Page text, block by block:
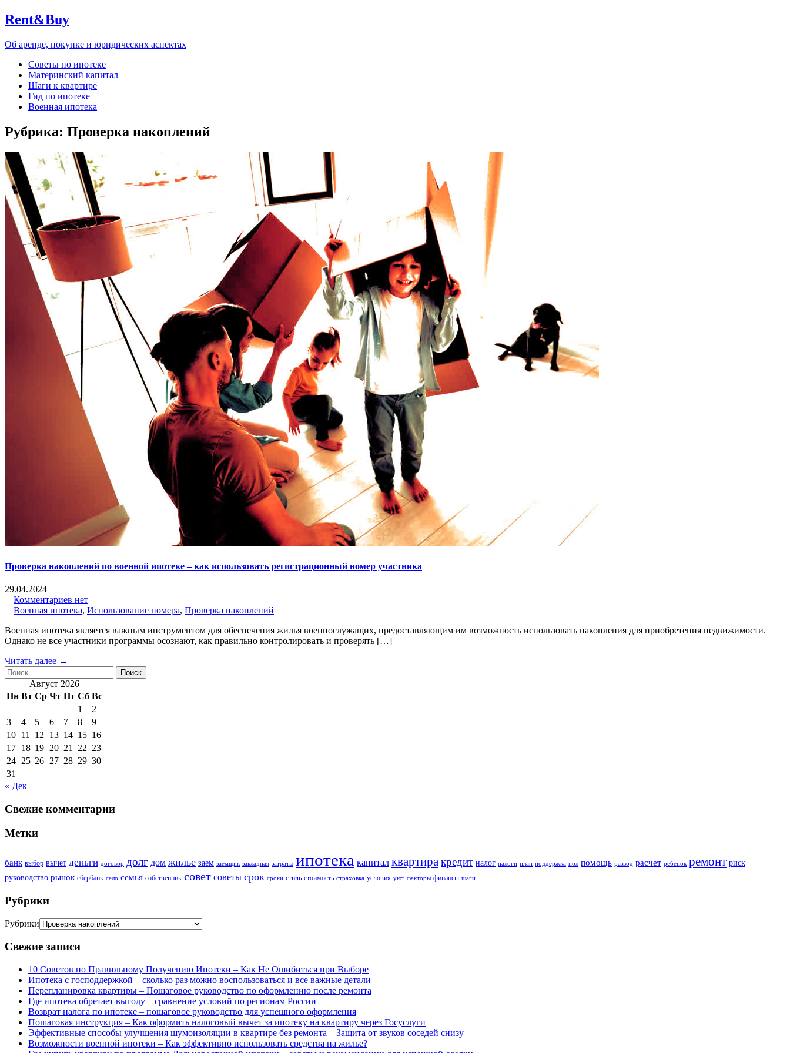
Rent&Buy
Об аренде, покупке и юридических аспектах
Советы по ипотеке
Материнский капитал
Шаги к квартире
Гид по ипотеке
Военная ипотека
Рубрика: Проверка накоплений
Проверка накоплений по военной ипотеке – как использовать регистрационный номер участника
29.04.2024
| Комментариев нет
| Военная ипотека, Использование номера, Проверка накоплений
Военная ипотека является важным инструментом для обеспечения жилья военнослужащих, предоставляющим им возможность использовать накопления для приобретения недвижимости.
Однако не все участники программы осознают, как правильно контролировать и проверять […]
Читать далее →
Август 2026
Пн Вт Ср Чт Пт Сб Вс
1
2
3
4 5 6 7 8
9
10 11 12 13 14 15 16
17 18 19 20 21 22 23
24 25 26 27 28 29 30
31
« Дек
Свежие комментарии
Метки
банк выбор вычет деньги договор долг дом жилье заем заемщик закладная затраты ипотека капитал квартиракредит налог налоги план поддержка пол помощь развод расчет ребенок ремонт риск
руководство рынок сбербанк село семья собственник совет советы срок сроки стиль стоимость страховка условия уют факторы финансы шаги
Рубрики
Рубрики
Свежие записи
10 Советов по Правильному Получению Ипотеки – Как Не Ошибиться при Выборе
Ипотека с господдержкой – сколько раз можно воспользоваться и все важные детали
Перепланировка квартиры – Пошаговое руководство по оформлению после ремонта
Где ипотека обретает выгоду – сравнение условий по регионам России
Возврат налога по ипотеке – пошаговое руководство для успешного оформления
Пошаговая инструкция – Как оформить налоговый вычет за ипотеку на квартиру через Госуслуги
Эффективные способы улучшения шумоизоляции в квартире без ремонта – Защита от звуков соседей снизу
Возможности военной ипотеки – Как эффективно использовать средства на жилье?